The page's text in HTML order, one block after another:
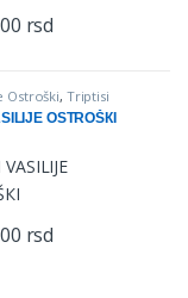
rsd
Ostroški, Triptisi
OSTROŠКI
rsd